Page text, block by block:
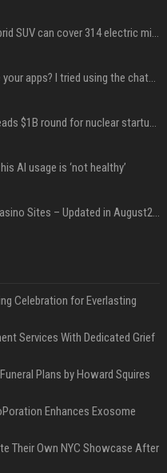
Xiaomi’s debut full-size hybrid SUV can cover 314 electric miles before it touches a drop of gasoline
Can ChatGPT really replace your apps? I tried using the chatbot for 12 everyday tasks on my phone — here’s what happened
Sequoia’s Shaun Maguire leads $1B round for nuclear startup Valar Atomics
AI usage is ‘not healthy’
Best International Online Casino Sites – Updated in August2026
Celebration for Everlasting
Services With Dedicated Grief
Plans by Howard Squires
Enhances Exosome
Their Own NYC Showcase After